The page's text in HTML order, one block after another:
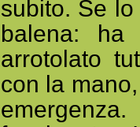
subito. Se
balena:
arrotolato
con la